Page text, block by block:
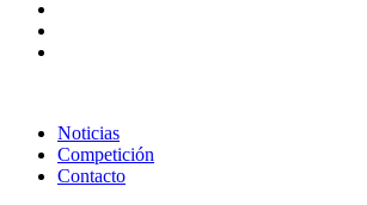
Noticias
Competición
Contacto